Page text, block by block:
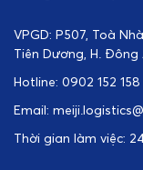
VPGD: P507, Toà
Tiên Dương, H. Đông
Hotline: 0902 152 158
Email:
Thời gian làm việc: